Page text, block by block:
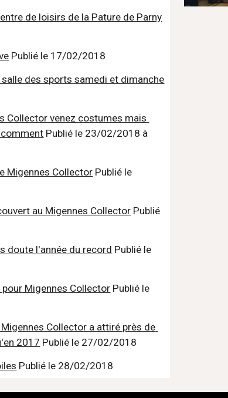
de loisirs de la Pature de Parny
Publié le 17/02/2018
des sports samedi et dimanche
Collector venez costumes mais
Publié le 23/02/2018 à
Migennes Collector Publié le
au Migennes Collector Publié
doute l'année du record Publié le
Migennes Collector Publié le
Collector a attiré près de
2017 Publié le 27/02/2018
Publié le 28/02/2018